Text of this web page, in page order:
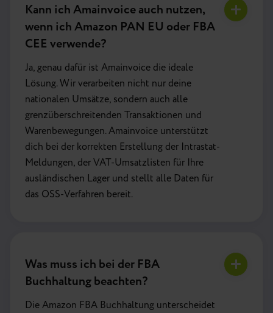
Kann ich Amainvoice auch nutzen,
wenn ich Amazon PAN EU oder FBA
CEE verwende?
Ja, genau dafür ist Amainvoice die ideale
Lösung. Wir verarbeiten nicht nur deine
nationalen Umsätze, sondern auch alle
grenzüberschreitenden Transaktionen und
Warenbewegungen. Amainvoice unterstützt
dich bei der korrekten Erstellung der Intrastat-
Meldungen, der VAT-Umsatzlisten für Ihre
ausländischen Lager und stellt alle Daten für
das OSS-Verfahren bereit.
Was muss ich bei der FBA
Buchhaltung beachten?
Die Amazon FBA Buchhaltung unterscheidet